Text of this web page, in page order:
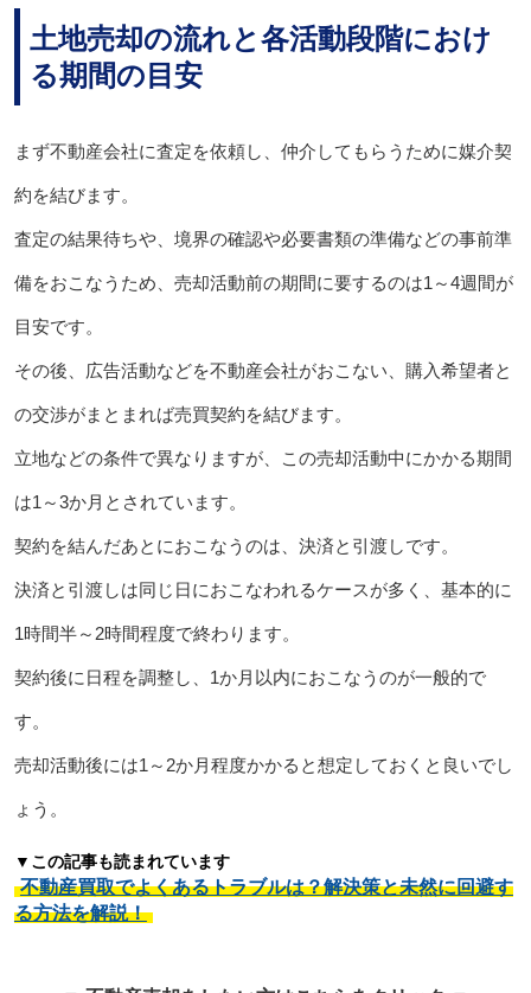
土地売却の流れと各活動段階におけ
る期間の目安
まず不動産会社に査定を依頼し、仲介してもらうために媒介契
約を結びます。
査定の結果待ちや、境界の確認や必要書類の準備などの事前準
備をおこなうため、売却活動前の期間に要するのは1～4週間が
目安です。
その後、広告活動などを不動産会社がおこない、購入希望者と
の交渉がまとまれば売買契約を結びます。
立地などの条件で異なりますが、この売却活動中にかかる期間
は1～3か月とされています。
契約を結んだあとにおこなうのは、決済と引渡しです。
決済と引渡しは同じ日におこなわれるケースが多く、基本的に
1時間半～2時間程度で終わります。
契約後に日程を調整し、1か月以内におこなうのが一般的で
す。
売却活動後には1～2か月程度かかると想定しておくと良いでし
ょう。
▼この記事も読まれています
不動産買取でよくあるトラブルは？解決策と未然に回避す
る方法を解説！